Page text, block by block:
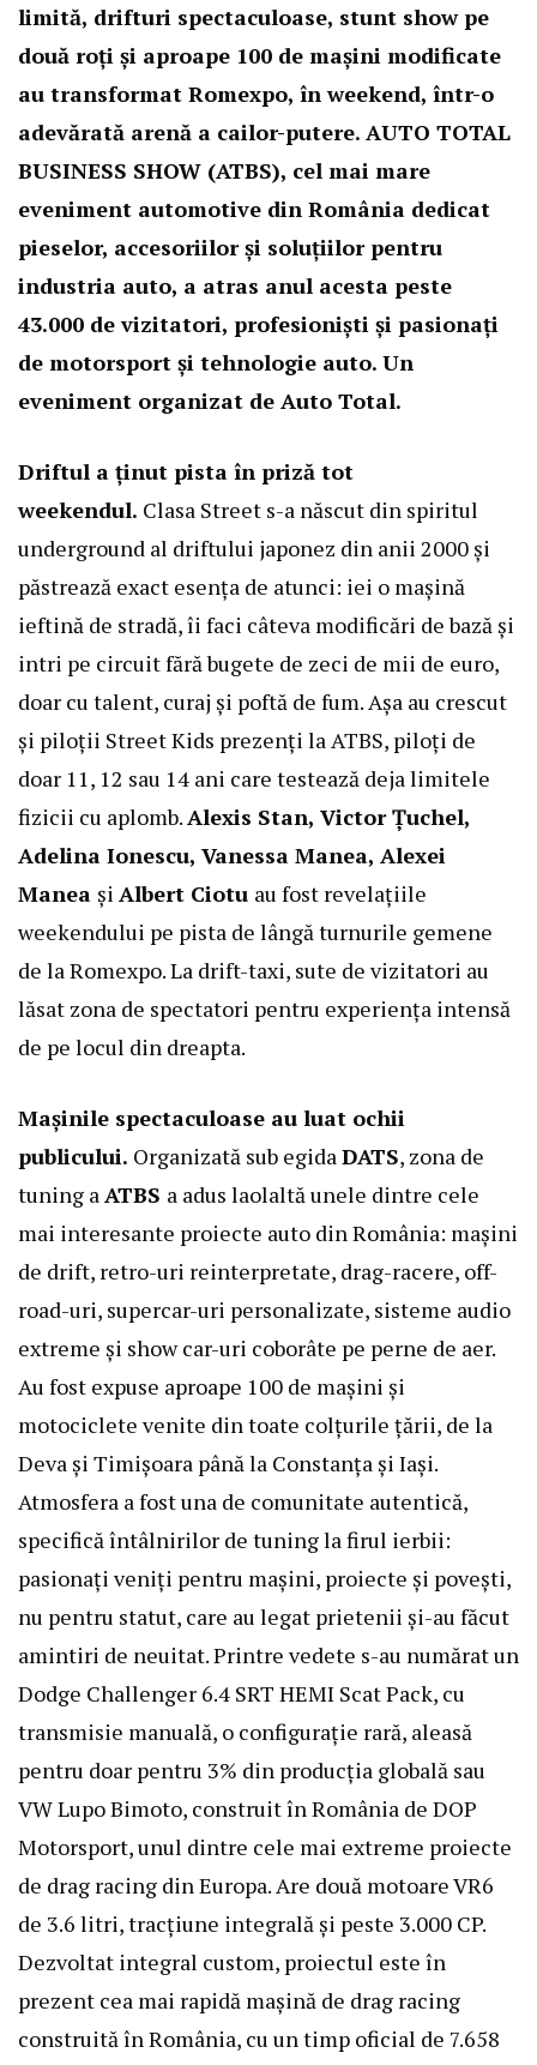
limită, drifturi spectaculoase, stunt show pe
două roți și aproape 100 de mașini modificate
au transformat Romexpo, în weekend, într-o
adevărată arenă a cailor-putere. AUTO TOTAL
BUSINESS SHOW (ATBS), cel mai mare
eveniment automotive din România dedicat
pieselor, accesoriilor și soluțiilor pentru
industria auto, a atras anul acesta peste
43.000 de vizitatori, profesioniști și pasionați
de motorsport și tehnologie auto. Un
eveniment organizat de Auto Total.
Driftul a ținut pista în priză tot
weekendul. Clasa Street s-a născut din spiritul
underground al driftului japonez din anii 2000 și
păstrează exact esența de atunci: iei o mașină
ieftină de stradă, îi faci câteva modificări de bază și
intri pe circuit fără bugete de zeci de mii de euro,
doar cu talent, curaj și poftă de fum. Așa au crescut
și piloții Street Kids prezenți la ATBS, piloți de
doar 11, 12 sau 14 ani care testează deja limitele
fizicii cu aplomb. Alexis Stan, Victor Țuchel,
Adelina Ionescu, Vanessa Manea, Alexei
Manea și Albert Ciotu au fost revelațiile
weekendului pe pista de lângă turnurile gemene
de la Romexpo. La drift-taxi, sute de vizitatori au
lăsat zona de spectatori pentru experiența intensă
de pe locul din dreapta.
Mașinile spectaculoase au luat ochii
publicului. Organizată sub egida DATS, zona de
tuning a ATBS a adus laolaltă unele dintre cele
mai interesante proiecte auto din România: mașini
de drift, retro-uri reinterpretate, drag-racere, off-
road-uri, supercar-uri personalizate, sisteme audio
extreme și show car-uri coborâte pe perne de aer.
Au fost expuse aproape 100 de mașini și
motociclete venite din toate colțurile țării, de la
Deva și Timișoara până la Constanța și Iași.
Atmosfera a fost una de comunitate autentică,
specifică întâlnirilor de tuning la firul ierbii:
pasionați veniți pentru mașini, proiecte și povești,
nu pentru statut, care au legat prietenii și-au făcut
amintiri de neuitat. Printre vedete s-au numărat un
Dodge Challenger 6.4 SRT HEMI Scat Pack, cu
transmisie manuală, o configurație rară, aleasă
pentru doar pentru 3% din producția globală sau
VW Lupo Bimoto, construit în România de DOP
Motorsport, unul dintre cele mai extreme proiecte
de drag racing din Europa. Are două motoare VR6
de 3.6 litri, tracțiune integrală și peste 3.000 CP.
Dezvoltat integral custom, proiectul este în
prezent cea mai rapidă mașină de drag racing
construită în România, cu un timp oficial de 7.658